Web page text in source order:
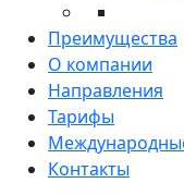
Преимущества
О компании
Направления
Тарифы
Контакты